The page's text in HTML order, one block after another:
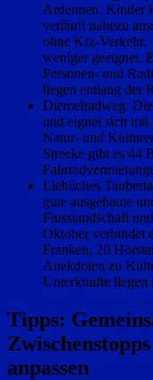
Ardennen. Kinder
verläuft nahezu
ohne Kfz-Verkehr.
weniger geeignet.
Personen- und
liegen entlang der
Diemelradweg:
und eignet sich mit
Natur- und
Strecke gibt es 44
Liebliches
gute ausgebaute
Flusslandschaft
Oktober verbindet
Franken, 20
Anekdoten zu
Unterkünfte liegen
Tipps:
anpassen